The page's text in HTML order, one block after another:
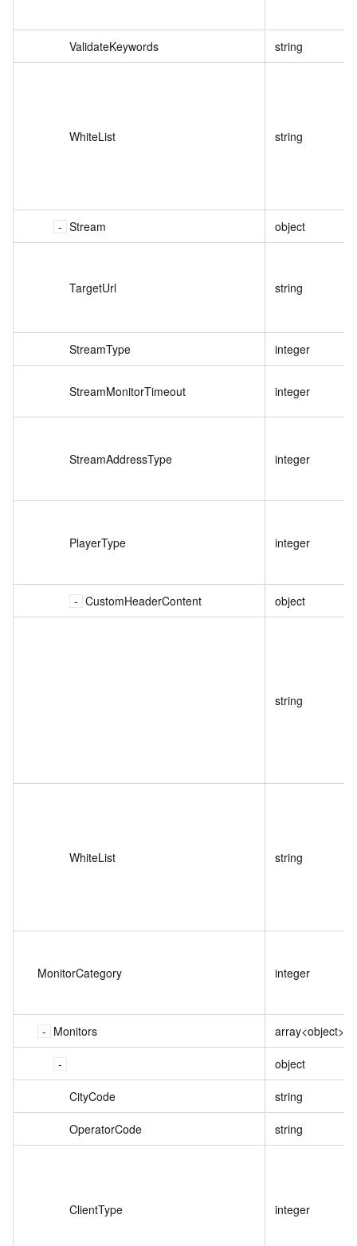
ValidateKeywords string
WhiteList string
Stream object
TargetUrl string
StreamType integer
StreamMonitorTimeout integer
StreamAddressType integer
PlayerType integer
CustomHeaderContent object
string
WhiteList string
MonitorCategory integer
Monitors array<object>
object
CityCode string
OperatorCode string
ClientType integer